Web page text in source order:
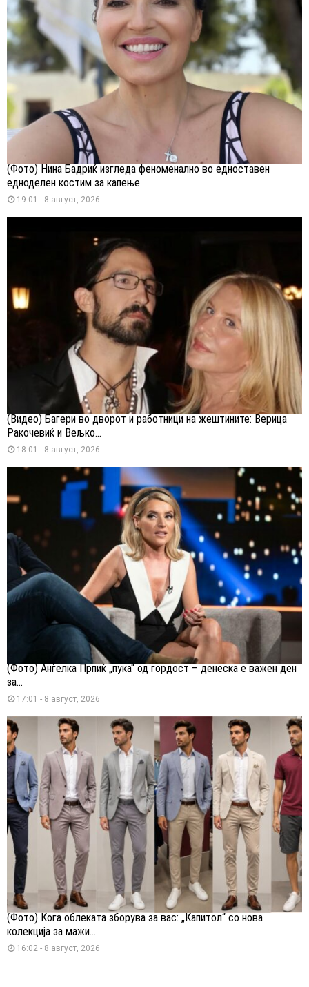
(Фото) Нина Бадриќ изгледа феноменално во едноставен
едноделен костим за капење
19:01 - 8 август, 2026
(Видео) Багери во дворот и работници на жештините: Верица
Ракочевиќ и Вељко...
18:01 - 8 август, 2026
(Фото) Анѓелка Прпиќ „пука“ од гордост – денеска е важен ден
за...
17:01 - 8 август, 2026
(Фото) Кога облеката зборува за вас: „Капитол“ со нова
колекција за мажи...
16:02 - 8 август, 2026